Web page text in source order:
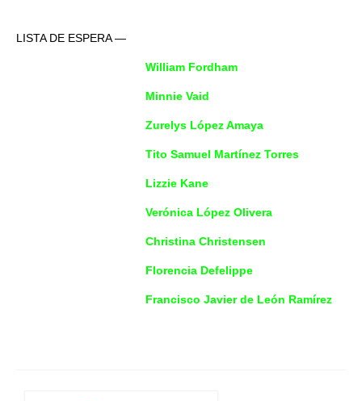
LISTA DE ESPERA —
William Fordham
Minnie Vaid
Zurelys López Amaya
Tito Samuel Martínez Torres
Lizzie Kane
Verónica López Olivera
Christina Christensen
Florencia Defelippe
Francisco Javier de León Ramírez